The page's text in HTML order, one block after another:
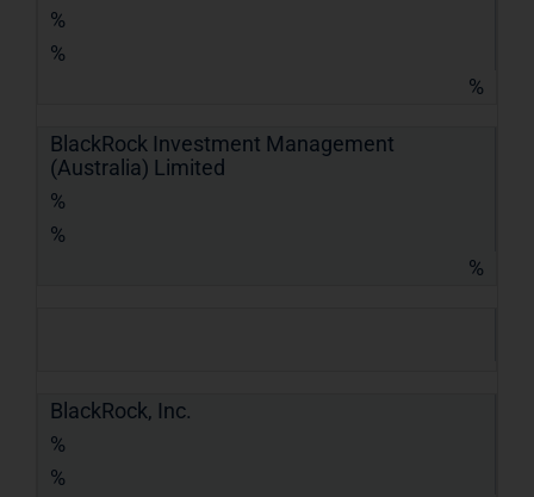
%
%
%
BlackRock Investment Management
(Australia) Limited
%
%
%
BlackRock, Inc.
%
%